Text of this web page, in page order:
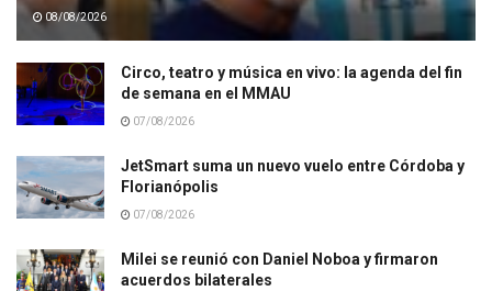
08/08/2026
Circo, teatro y música en vivo: la agenda del fin
de semana en el MMAU
07/08/2026
JetSmart suma un nuevo vuelo entre Córdoba y
Florianópolis
07/08/2026
Milei se reunió con Daniel Noboa y firmaron
acuerdos bilaterales